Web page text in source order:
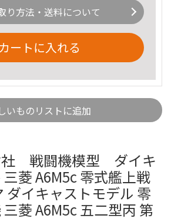
り方法・送料について
カートに入れる
いものリストに追加
社 戦闘機模型 ダイキ
菱 A6M5c 零式艦上戦
ダイキャストモデル 零
菱 A6M5c 五二型丙 第